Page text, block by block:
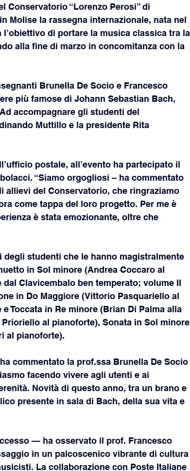
Conservatorio “Lorenzo Perosi” di
Molise la rassegna internazionale, nata nel
di portare la musica classica tra la
alla fine di marzo in concomitanza con la
Brunella De Socio e Francesco
più famose di Johann Sebastian Bach,
accompagnare gli studenti del
Muttillo e la presidente Rita
postale, all’evento ha partecipato il
“Siamo orgogliosi – ha commentato
del Conservatorio, che ringraziamo
come tappa del loro progetto. Per me è
è stata emozionante, oltre che
studenti che le hanno magistralmente
in Sol minore (Andrea Coccaro al
Clavicembalo ben temperato; volume II
in Do Maggiore (Vittorio Pasquariello al
Toccata in Re minore (Brian Di Palma alla
al pianoforte), Sonata in Sol minore
al pianoforte).
commentato la prof.ssa Brunella De Socio
facendo vivere agli utenti e ai
Novità di questo anno, tra un brano e
presente in sala di Bach, della sua vita e
— ha osservato il prof. Francesco
in un palcoscenico vibrante di cultura
La collaborazione con Poste Italiane